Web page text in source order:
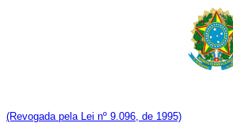
(Revogada pela Lei nº 9.096, de 1995)